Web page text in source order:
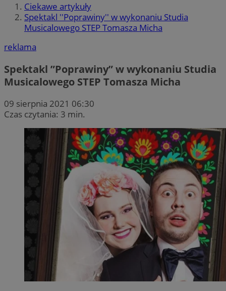
Ciekawe artykuły
Spektakl ''Poprawiny'' w wykonaniu Studia
Musicalowego STEP Tomasza Micha
reklama
Spektakl ”Poprawiny” w wykonaniu Studia
Musicalowego STEP Tomasza Micha
09 sierpnia 2021 06:30
Czas czytania: 3 min.